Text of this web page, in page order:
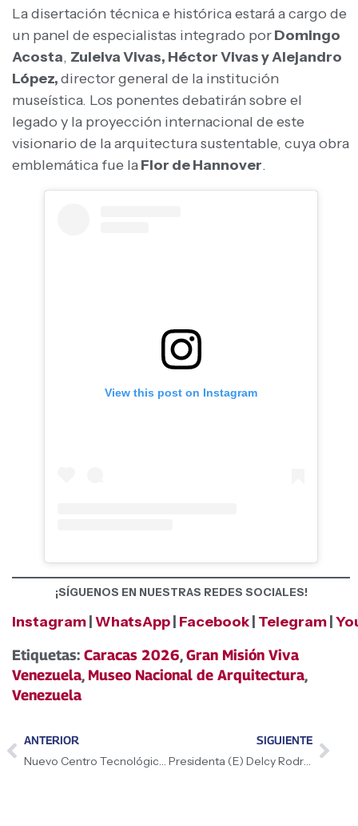
La disertación técnica e histórica estará a cargo de
un panel de especialistas integrado porDomingo
Acosta, Zuleiva Vivas, Héctor Vivas y Alejandro
López,director general de la institución
museística. Los ponentes debatirán sobre el
legado y la proyección internacional de este
visionario de la arquitectura sustentable, cuya obra
emblemática fue laFlor de Hannover.
View this post on Instagram
¡SÍGUENOS EN NUESTRAS REDES SOCIALES!
Instagram WhatsApp Facebook Telegram
Etiquetas: Caracas 2026,Gran Misión Viva
Venezuela, Museo Nacional de Arquitectura,
Venezuela
ANTERIOR SIGUIENTE
Presidenta (E) Delcy Rodríguez destaca avance del Plan Comunal de Café en Portuguesa